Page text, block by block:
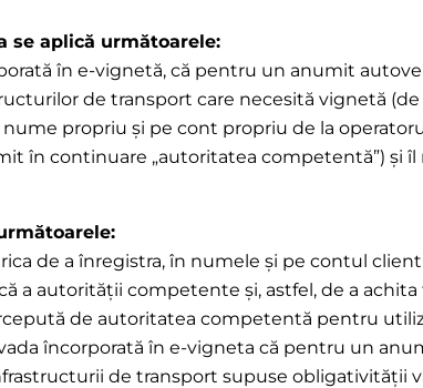
se aplică următoarele:
în e-vignetă, că pentru un anumit
de transport care necesită vignetă
propriu și pe cont propriu de la
în continuare „autoritatea competentă”) și
de a înregistra, în numele și pe contul
autorității competente și, astfel, de a achita
de autoritatea competentă pentru
încorporată în e-vigneta că pentru un
de transport supuse obligativității